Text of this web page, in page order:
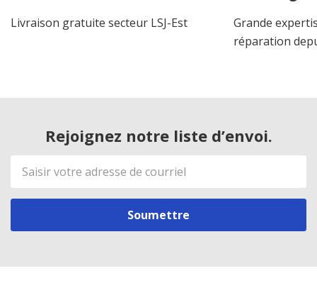
Livraison gratuite secteur LSJ-Est
Grande
réparation
Rejoignez notre liste d’envoi.
Adresse
de
courriel